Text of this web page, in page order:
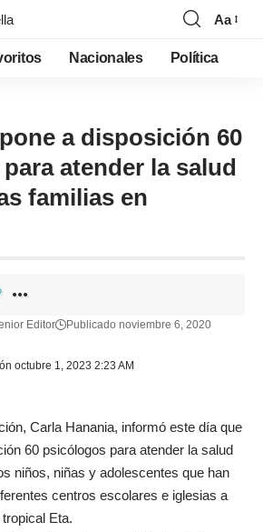
Aa
Nacionales Política
a disposición 60
atender la salud
familias en
octubre 1, 2023 2:23 AM
Editor
Publicado noviembre 6, 2020
Carla Hanania, informó este día que
60 psicólogos para atender la salud
niños, niñas y adolescentes que han
centros escolares e iglesias a
Eta.